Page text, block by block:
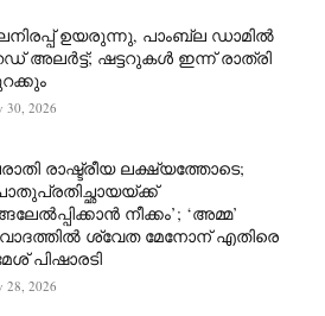
ഉയരുന്നു, പാംബ്ല ഡാമിൽ
അലർട്ട്; ഷട്ടറുകൾ ഇന്ന് രാത്രി
30, 2026
രാഷ്ട്രീയ ലക്ഷ്യത്തോടെ;
നീക്കം’; ‘അമ്മ’
ശ്വേത മേനോന് എതിരെ
പിഷാരടി
28, 2026